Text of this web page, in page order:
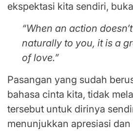
ekspektasi kita sendiri,
“When an action
naturally to you, it is a
of love.”
Pasangan yang sudah
bahasa cinta kita, tidak
tersebut untuk dirinya
menunjukkan apresiasi